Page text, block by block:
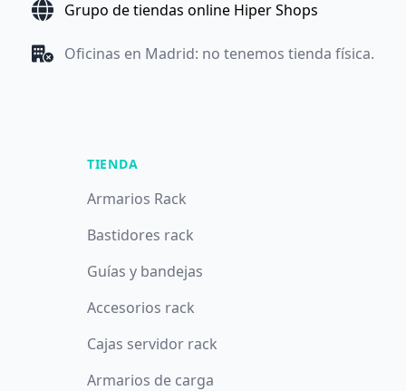
Grupo de tiendas online Hiper Shops
Oficinas en Madrid: no tenemos tienda física.
TIENDA
Armarios Rack
Bastidores rack
Guías y bandejas
Accesorios rack
Cajas servidor rack
Armarios de carga